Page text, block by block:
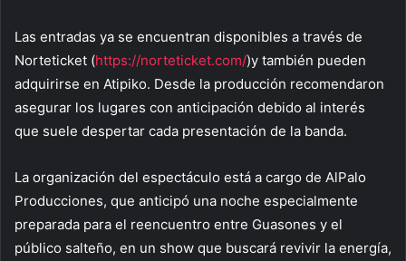
Las entradas ya se encuentran disponibles a través de
Norteticket (https://norteticket.com/)y también pueden
adquirirse en Atipiko. Desde la producción recomendaron
asegurar los lugares con anticipación debido al interés
que suele despertar cada presentación de la banda.
La organización del espectáculo está a cargo de AlPalo
Producciones, que anticipó una noche especialmente
preparada para el reencuentro entre Guasones y el
público salteño, en un show que buscará revivir la energía,